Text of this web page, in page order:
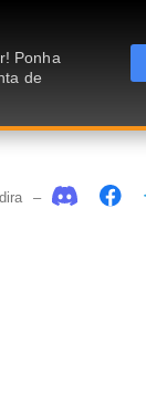
Ponha
de
–